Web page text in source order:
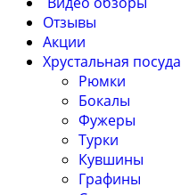
Отзывы
Акции
Хрустальная посуда
Рюмки
Бокалы
Фужеры
Турки
Кувшины
Графины